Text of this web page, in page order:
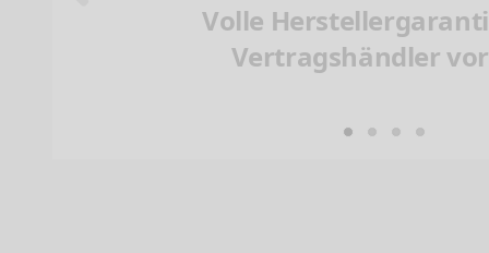
Volle
Vertragshändler